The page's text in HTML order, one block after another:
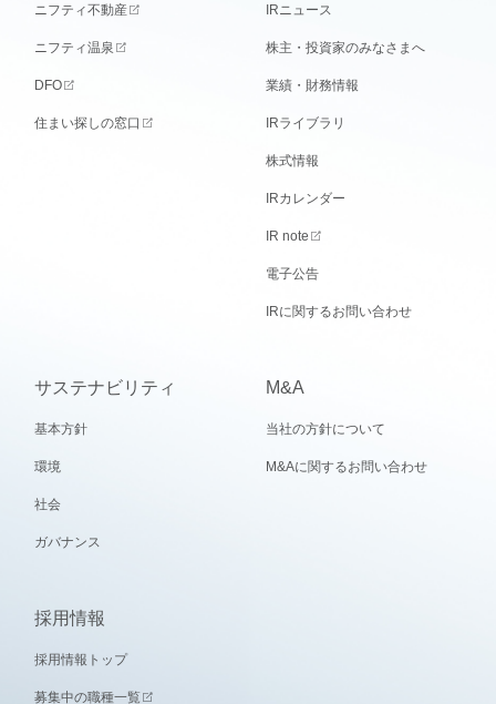
ニフティ不動産
ニフティ温泉
DFO
住まい探しの窓口
IRニュース
株主・投資家のみなさまへ
業績・財務情報
IRライブラリ
株式情報
IRカレンダー
IR note
電子公告
IRに関するお問い合わせ
サステナビリティ
基本方針
環境
社会
ガバナンス
M&A
当社の方針について
M&Aに関するお問い合わせ
採用情報
採用情報トップ
募集中の職種一覧